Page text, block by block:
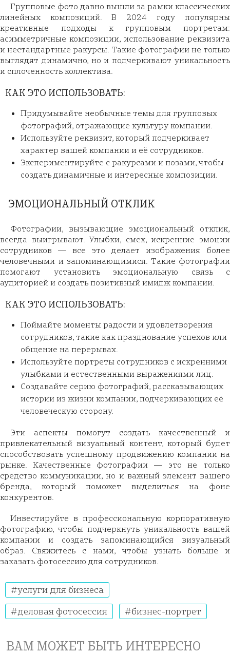
Групповые фото давно вышли за рамки классических
линейных композиций. В 2024 году популярны
креативные подходы к групповым портретам:
асимметричные композиции, использование реквизита
и нестандартные ракурсы. Такие фотографии не только
выглядят динамично, но и подчеркивают уникальность
и сплоченность коллектива.
КАК ЭТО ИСПОЛЬЗОВАТЬ:
Придумывайте необычные темы для групповых
фотографий, отражающие культуру компании.
Используйте реквизит, который подчеркивает
характер вашей компании и её сотрудников.
Экспериментируйте с ракурсами и позами, чтобы
создать динамичные и интересные композиции.
ЭМОЦИОНАЛЬНЫЙ ОТКЛИК
Фотографии, вызывающие эмоциональный отклик,
всегда выигрывают. Улыбки, смех, искренние эмоции
сотрудников — все это делает изображения более
человечными и запоминающимися. Такие фотографии
помогают установить эмоциональную связь с
аудиторией и создать позитивный имидж компании.
КАК ЭТО ИСПОЛЬЗОВАТЬ:
Поймайте моменты радости и удовлетворения
сотрудников, такие как празднование успехов или
общение на перерывах.
Используйте портреты сотрудников с искренними
улыбками и естественными выражениями лиц.
Создавайте серию фотографий, рассказывающих
истории из жизни компании, подчеркивающих её
человеческую сторону.
Эти аспекты помогут создать качественный и
привлекательный визуальный контент, который будет
способствовать успешному продвижению компании на
рынке. Качественные фотографии — это не только
средство коммуникации, но и важный элемент вашего
бренда, который поможет выделиться на фоне
конкурентов.
Инвестируйте в профессиональную корпоративную
фотографию, чтобы подчеркнуть уникальность вашей
компании и создать запоминающийся визуальный
образ. Свяжитесь с нами, чтобы узнать больше и
заказать фотосессию для сотрудников.
услуги для бизнеса
деловая фотосессия
бизнес-портрет
ВАМ МОЖЕТ БЫТЬ ИНТЕРЕСНО